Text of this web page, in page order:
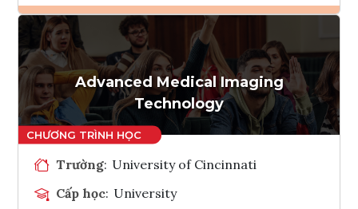
Ghi danh
Tham vấn Interlink
Advanced Medical Imaging
Technology
Trường: University of Cincinnati
Cấp học: University